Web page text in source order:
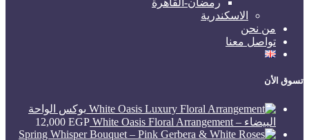
رمضان-القاهرة
الاسكندرية
من نحن
تواصل معنا
تسوق الأن
بوكس الواحة
البيضاء – White Oasis Floral Arrangement
12,000 EGP